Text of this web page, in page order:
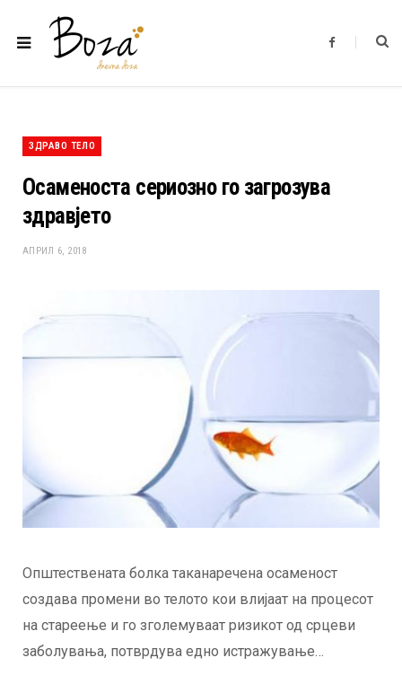
F
b
ЗДРАВО ТЕЛО
Осаменоста сериозно го загрозува
здравјето
АПРИЛ 6, 2018
Општествената болка таканаречена осаменост
создава промени во телото кои влијаат на процесот
на стареење и го зголемуваат ризикот од срцеви
заболувања, потврдува едно истражување…